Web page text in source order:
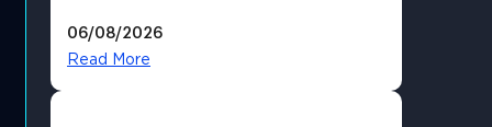
?
06/08/2026
Read More